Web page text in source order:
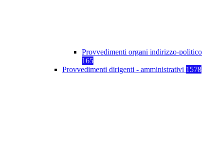
Provvedimenti organi indirizzo-politico
165
Provvedimenti dirigenti - amministrativi 1578